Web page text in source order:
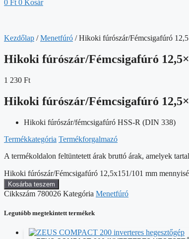
0 Ft 0 Kosár
Kezdőlap /Menetfúró / Hikoki fúrószár/Fémcsigafúró
Hikoki fúrószár/Fémcsigafúró
1 230 Ft
Hikoki fúrószár/Fémcsigafúró
Hikoki fúrószár/fémcsigafúró HSS-R (DIN 338)
Termékkategória Termékforgalmazó
A termékoldalon feltüntetett árak bruttó árak, amelyek
Hikoki fúrószár/Fémcsigafúró 12,5x151/101 mm
Kosárba teszem
Cikkszám 780026 Kategória Menetfúró
Legutóbb megtekintett termékek